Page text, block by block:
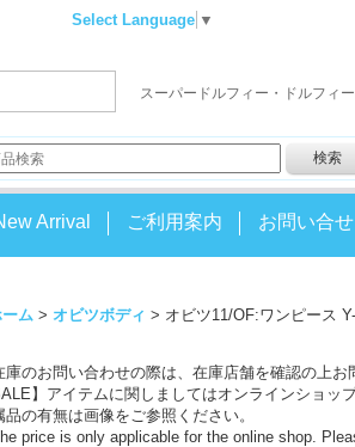
Select Language ▼
スーパードルフィー・ドルフィ
Arrival ご利用案内 お問い合せ
ム > オビツボディ > オビツ11/OF:ワンピース
のお問い合わせの際は、在庫店舗を確認の上お
】アイテムに関しましてはオンラインショッ
品の有無は画像をご参照ください。
price is only applicable for the online shop.